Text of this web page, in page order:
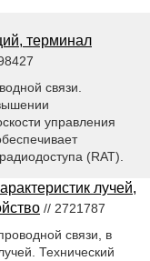
терминал
связи.
управления
(RAT).
лучей,
// 2721787
связи, в
Технический